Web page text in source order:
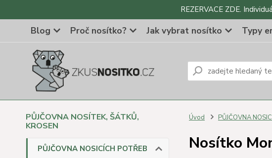
REZERVACE ZDE.
Blog Proč nosítko? Jak vybrat nosítko Typy
PŮJČOVNA NOSÍTEK, ŠÁTKŮ,
KROSEN
PŮJČOVNA NOSICÍCH POTŘEB
Úvod PŮJČOVNA
Nosítko